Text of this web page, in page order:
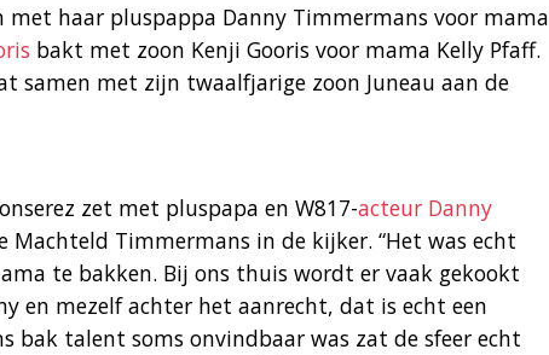
met haar pluspappa Danny Timmermans voor mama
bakt met zoon Kenji Gooris voor mama Kelly Pfaff.
samen met zijn twaalfjarige zoon Juneau aan de
zet met pluspapa en W817-acteur Danny
Machteld Timmermans in de kijker. “Het was echt
te bakken. Bij ons thuis wordt er vaak gekookt
en mezelf achter het aanrecht, dat is echt een
bak talent soms onvindbaar was zat de sfeer echt